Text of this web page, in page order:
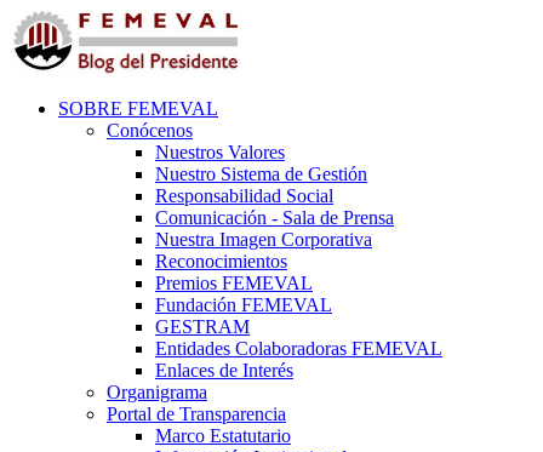
SOBRE FEMEVAL
Conócenos
Nuestros Valores
Nuestro Sistema de Gestión
Responsabilidad Social
Comunicación - Sala de Prensa
Nuestra Imagen Corporativa
Reconocimientos
Premios FEMEVAL
Fundación FEMEVAL
GESTRAM
Entidades Colaboradoras FEMEVAL
Enlaces de Interés
Organigrama
Portal de Transparencia
Marco Estatutario